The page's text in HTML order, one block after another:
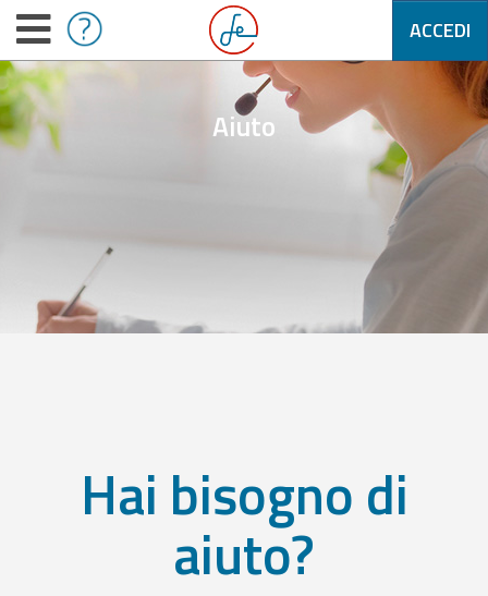
ACCEDI
Aiuto
Hai bisogno di
aiuto?